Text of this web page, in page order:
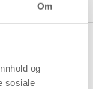
Om
og
sosiale